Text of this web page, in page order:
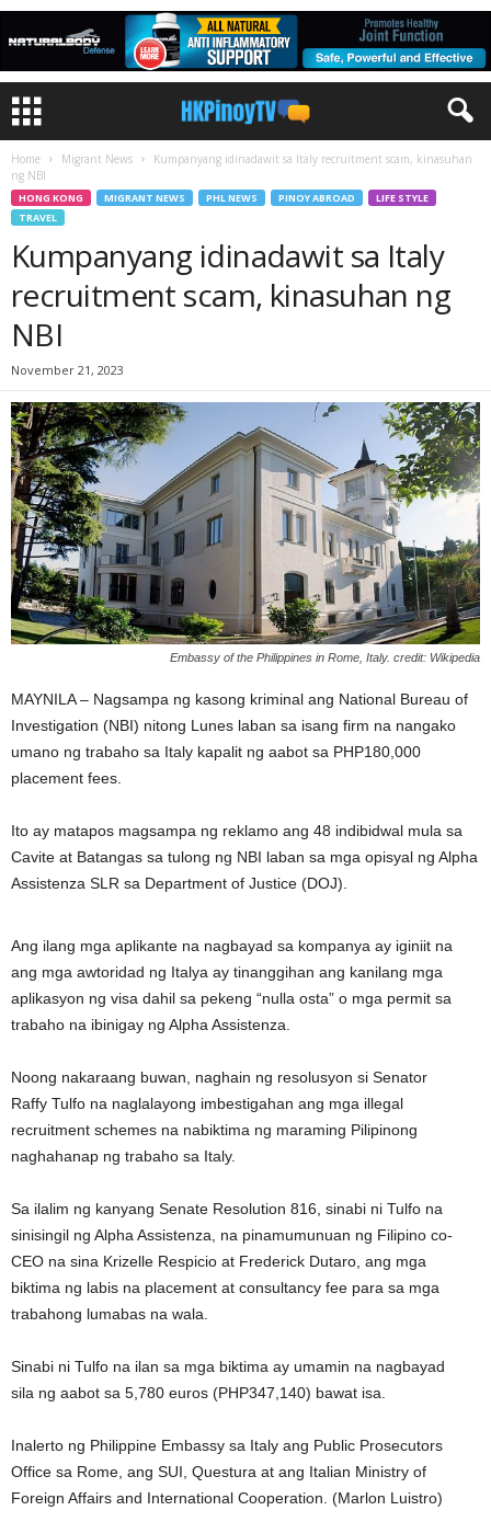
Home Migrant News
Kumpanyang idinadawit sa Italy recruitment scam, kinasuhan
ng NBI
HONG KONG MIGRANT NEWS PHL NEWS PINOY ABROAD
LIFE STYLE
TRAVEL
Kumpanyang idinadawit sa Italy
recruitment scam, kinasuhan ng
NBI
November 21, 2023
Embassy of the Philippines in Rome, Italy. credit: Wikipedia
MAYNILA – Nagsampa ng kasong kriminal ang National Bureau of
Investigation (NBI) nitong Lunes laban sa isang firm na nangako
umano ng trabaho sa Italy kapalit ng aabot sa PHP180,000
placement fees.
Ito ay matapos magsampa ng reklamo ang 48 indibidwal mula sa
Cavite at Batangas sa tulong ng NBI laban sa mga opisyal ng Alpha
Assistenza SLR sa Department of Justice (DOJ).
Ang ilang mga aplikante na nagbayad sa kompanya ay iginiit na
ang mga awtoridad ng Italya ay tinanggihan ang kanilang mga
aplikasyon ng visa dahil sa pekeng “nulla osta” o mga permit sa
trabaho na ibinigay ng Alpha Assistenza.
Noong nakaraang buwan, naghain ng resolusyon si Senator
Raffy Tulfo na naglalayong imbestigahan ang mga illegal
recruitment schemes na nabiktima ng maraming Pilipinong
naghahanap ng trabaho sa Italy.
Sa ilalim ng kanyang Senate Resolution 816, sinabi ni Tulfo na
sinisingil ng Alpha Assistenza, na pinamumunuan ng Filipino co-
CEO na sina Krizelle Respicio at Frederick Dutaro, ang mga
biktima ng labis na placement at consultancy fee para sa mga
trabahong lumabas na wala.
Sinabi ni Tulfo na ilan sa mga biktima ay umamin na nagbayad
sila ng aabot sa 5,780 euros (PHP347,140) bawat isa.
Inalerto ng Philippine Embassy sa Italy ang Public Prosecutors
Office sa Rome, ang SUI, Questura at ang Italian Ministry of
Foreign Affairs and International Cooperation. (Marlon Luistro)